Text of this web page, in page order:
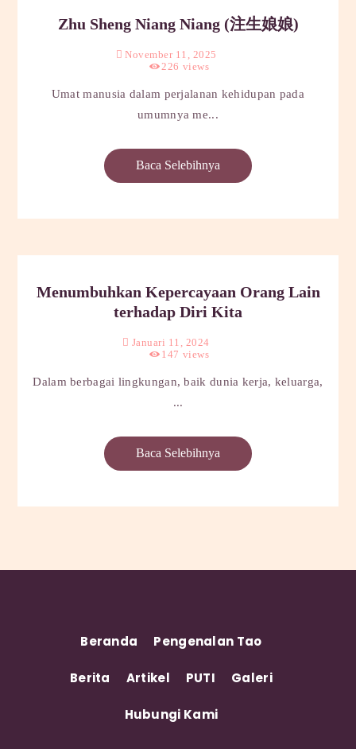
Zhu Sheng Niang Niang (注生娘娘)
November 11, 2025
226 views
Umat manusia dalam perjalanan kehidupan pada
umumnya me...
Baca Selebihnya
Menumbuhkan Kepercayaan Orang Lain
terhadap Diri Kita
Januari 11, 2024
147 views
Dalam berbagai lingkungan, baik dunia kerja, keluarga,
...
Baca Selebihnya
Beranda Pengenalan Tao
Berita Artikel PUTI Galeri
Hubungi Kami